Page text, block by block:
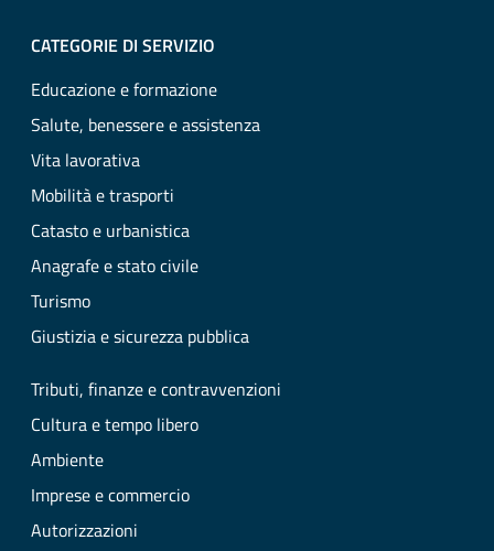
CATEGORIE DI SERVIZIO
Educazione e formazione
Salute, benessere e assistenza
Vita lavorativa
Mobilità e trasporti
Catasto e urbanistica
Anagrafe e stato civile
Turismo
Giustizia e sicurezza pubblica
Tributi, finanze e contravvenzioni
Cultura e tempo libero
Ambiente
Imprese e commercio
Autorizzazioni